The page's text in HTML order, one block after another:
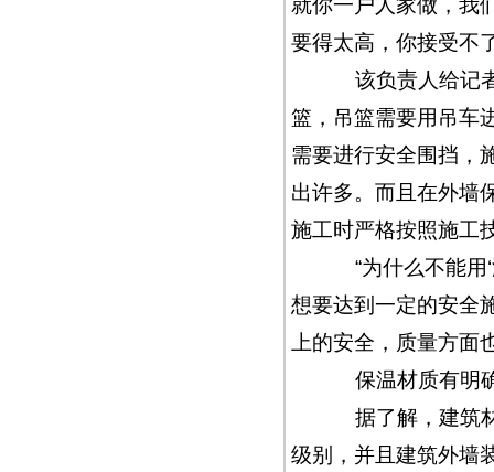
就你一户人家做，我
要得太高，你接受不
该负责人给记者
篮，吊篮需要用吊车
需要进行安全围挡，
出许多。而且在外墙
施工时严格按照施工
“为什么不能用‘
想要达到一定的安全
上的安全，质量方面
保温材质有明
据了解，建筑材
级别，并且建筑外墙